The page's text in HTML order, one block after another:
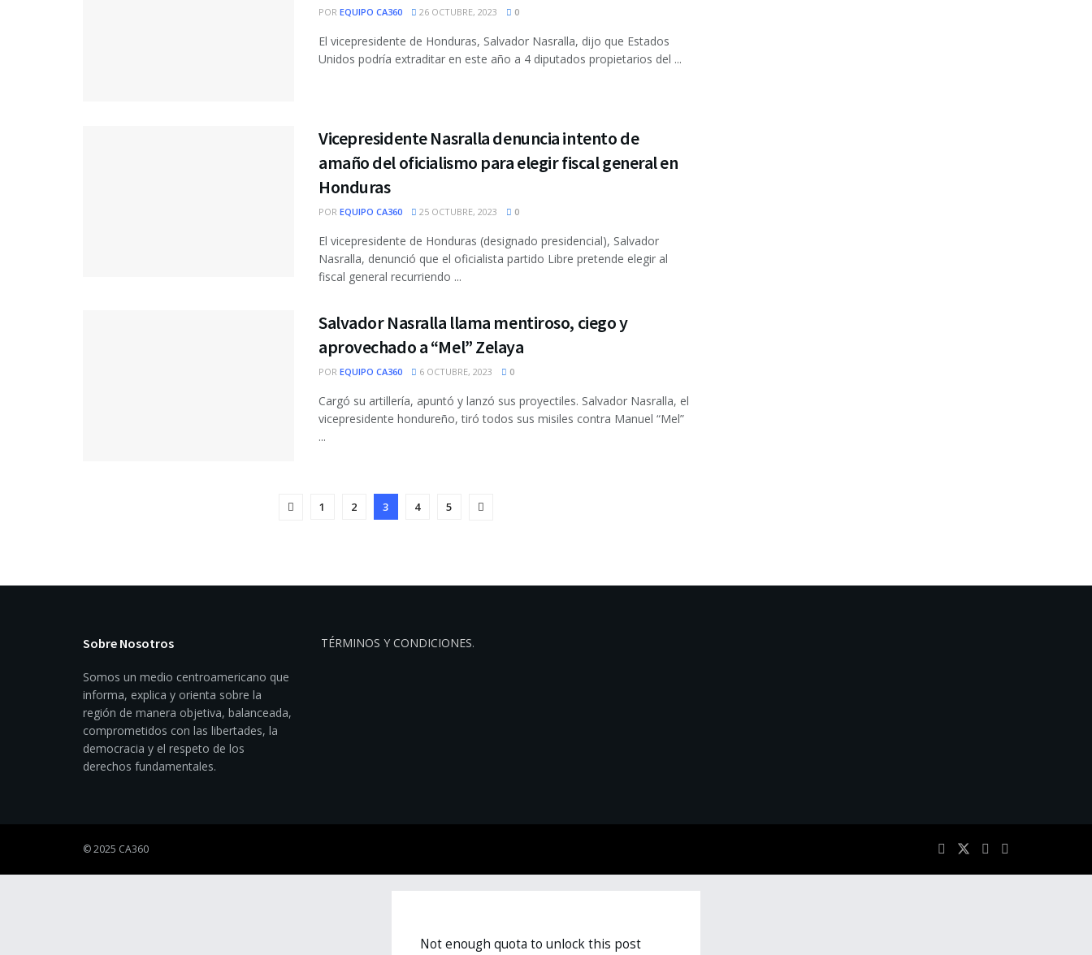
POR EQUIPO CA360 26 OCTUBRE, 2023 0
El vicepresidente de Honduras, Salvador Nasralla, dijo que Estados
Unidos podría extraditar en este año a 4 diputados propietarios del ...
Vicepresidente Nasralla denuncia intento de
amaño del oficialismo para elegir fiscal general en
Honduras
POR EQUIPO CA360 25 OCTUBRE, 2023 0
El vicepresidente de Honduras (designado presidencial), Salvador
Nasralla, denunció que el oficialista partido Libre pretende elegir al
fiscal general recurriendo ...
Salvador Nasralla llama mentiroso, ciego y
aprovechado a “Mel” Zelaya
POR EQUIPO CA360 6 OCTUBRE, 2023 0
Cargó su artillería, apuntó y lanzó sus proyectiles. Salvador Nasralla, el
vicepresidente hondureño, tiró todos sus misiles contra Manuel “Mel”
...
1 2 3 4 5
Sobre Nosotros
Somos un medio centroamericano que
informa, explica y orienta sobre la
región de manera objetiva, balanceada,
comprometidos con las libertades, la
democracia y el respeto de los
derechos fundamentales.
TÉRMINOS Y CONDICIONES.
© 2025 CA360
Not enough quota to unlock this post